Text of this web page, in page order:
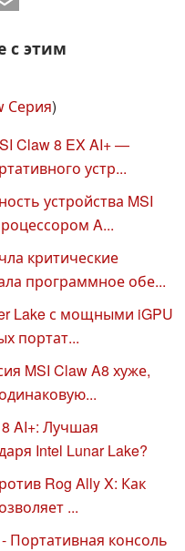
с этим
Серия)
Claw 8 EX AI+ —
устр...
устройства MSI
A...
критические
программное обе...
Lake с мощными iGPU
портат...
MSI Claw A8 хуже,
AI+: Лучшая
Intel Lunar Lake?
Rog Ally X: Как
...
Портативная консоль